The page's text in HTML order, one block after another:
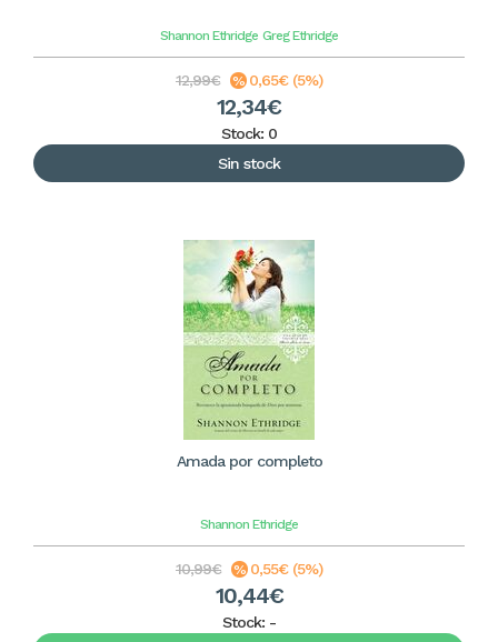
Shannon Ethridge Greg Ethridge
12,99€ 0,65€ (5%)
12,34€
Stock: 0
Sin stock
Amada por completo
Shannon Ethridge
10,99€ 0,55€ (5%)
10,44€
Stock: -